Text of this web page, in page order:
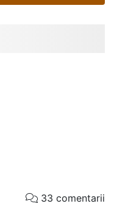
33 comentarii